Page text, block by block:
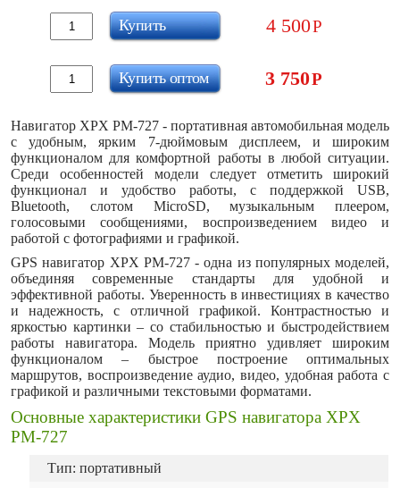
4 500Р
Купить
3 750Р
Купить оптом
Навигатор XPX PM-727 - портативная автомобильная модель
с удобным, ярким 7-дюймовым дисплеем, и широким
функционалом для комфортной работы в любой ситуации.
Среди особенностей модели следует отметить широкий
функционал и удобство работы, с поддержкой USB,
Bluetooth, слотом MicroSD, музыкальным плеером,
голосовыми сообщениями, воспроизведением видео и
работой с фотографиями и графикой.
GPS навигатор XPX PM-727 - одна из популярных моделей,
объединяя современные стандарты для удобной и
эффективной работы. Уверенность в инвестициях в качество
и надежность, с отличной графикой. Контрастностью и
яркостью картинки – со стабильностью и быстродействием
работы навигатора. Модель приятно удивляет широким
функционалом – быстрое построение оптимальных
маршрутов, воспроизведение аудио, видео, удобная работа с
графикой и различными текстовыми форматами.
Основные характеристики GPS навигатора XPX
PM-727
Тип: портативный